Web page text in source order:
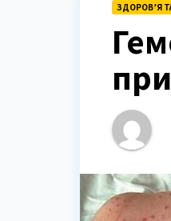
ЗДОРОВ’Я